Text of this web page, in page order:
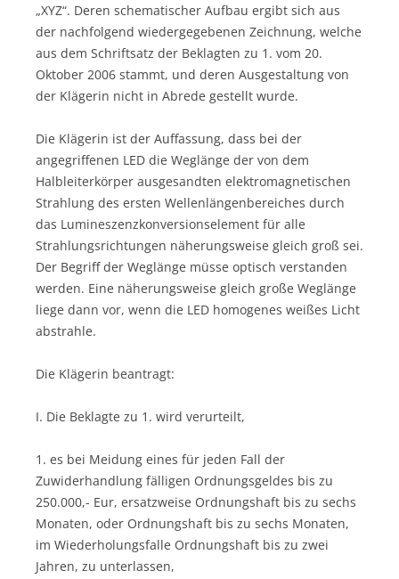
„XYZ“. Deren schematischer Aufbau ergibt sich aus
der nachfolgend wiedergegebenen Zeichnung, welche
aus dem Schriftsatz der Beklagten zu 1. vom 20.
Oktober 2006 stammt, und deren Ausgestaltung von
der Klägerin nicht in Abrede gestellt wurde.
Die Klägerin ist der Auffassung, dass bei der
angegriffenen LED die Weglänge der von dem
Halbleiterkörper ausgesandten elektromagnetischen
Strahlung des ersten Wellenlängenbereiches durch
das Lumineszenzkonversionselement für alle
Strahlungsrichtungen näherungsweise gleich groß sei.
Der Begriff der Weglänge müsse optisch verstanden
werden. Eine näherungsweise gleich große Weglänge
liege dann vor, wenn die LED homogenes weißes Licht
abstrahle.
Die Klägerin beantragt:
I. Die Beklagte zu 1. wird verurteilt,
1. es bei Meidung eines für jeden Fall der
Zuwiderhandlung fälligen Ordnungsgeldes bis zu
250.000,- Eur, ersatzweise Ordnungshaft bis zu sechs
Monaten, oder Ordnungshaft bis zu sechs Monaten,
im Wiederholungsfalle Ordnungshaft bis zu zwei
Jahren, zu unterlassen,